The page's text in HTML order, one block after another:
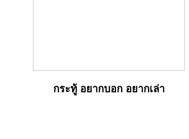
กระทู้ อยากบอก อยากเล่า